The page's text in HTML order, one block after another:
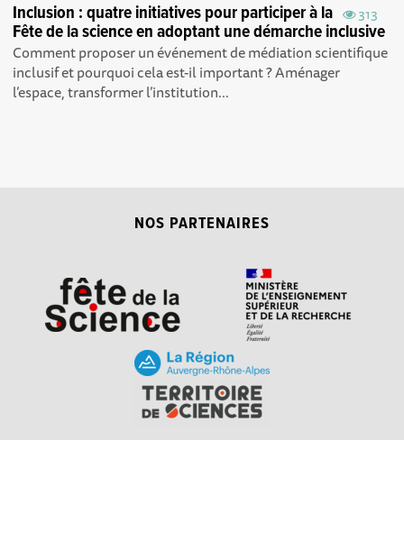
313
Inclusion : quatre initiatives pour participer à la
Fête de la science en adoptant une démarche inclusive
Comment proposer un événement de médiation scientifique
inclusif et pourquoi cela est-il important ? Aménager
l’espace, transformer l’institution...
NOS PARTENAIRES